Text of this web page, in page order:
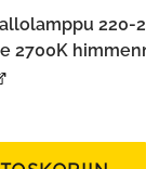
220-
2700K